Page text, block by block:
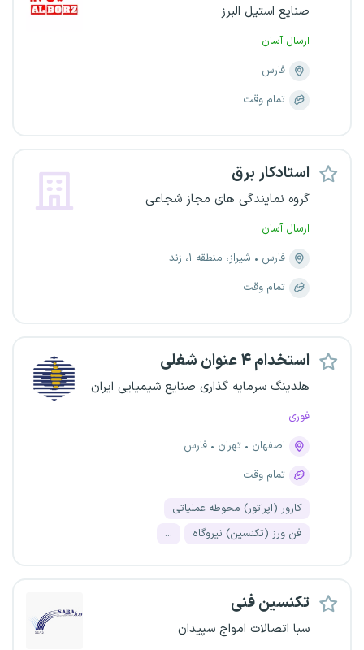
صنایع استیل البرز
ارسال آسان
فارس
تمام وقت
استادکار برق
گروه نمایندگی های مجاز شجاعی
ارسال آسان
فارس
شیراز، منطقه ۱، زند
تمام وقت
استخدام ۴ عنوان شغلی
هلدینگ سرمایه گذاری صنایع شیمیایی ایران
فوری
اصفهان
تهران
فارس
تمام وقت
کارور (اپراتور) محوطه عملیاتی
فن ورز (تکنسین) نیروگاه
...
تکنسین فنی
سبا اتصالات امواج سپیدان